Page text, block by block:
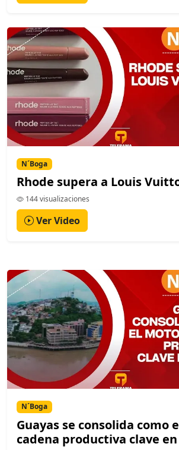
N´Boga
Rhode supera a Louis
144 visualizaciones
Ver Video
N´Boga
Guayas se consolida como
cadena productiva clave